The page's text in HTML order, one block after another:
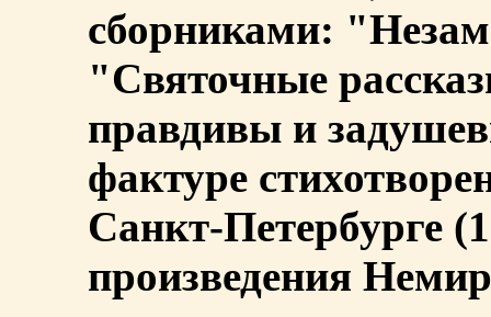
сборниками:
"Святочные
правдивы и
фактуре
Санкт-Петербурге
произведения